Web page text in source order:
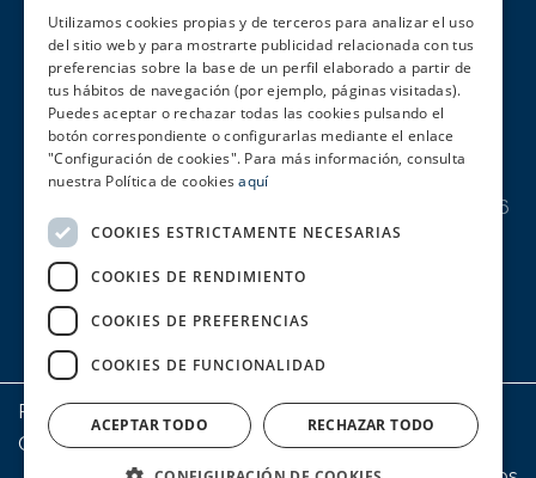
36630 Cambados (Pontevedra)
Tel. +34 986 833 100
avigal@avigal.es
AVIGAL CELANOVA
Parque Empresarial de Celanova – Parcela 23-26
32800 Celanova (Ourense)
Tel. +34 988 553 251
Política de Privacidade | Aviso legal | Uso de Cookies
Canal de denuncias
ENGLISH
PORTUGUESE
Utilizamos cookies propias y de terceros para analizar el uso
del sitio web y para mostrarte publicidad relacionada con tus
preferencias sobre la base de un perfil elaborado a partir de
tus hábitos de navegación (por ejemplo, páginas visitadas).
Puedes aceptar o rechazar todas las cookies pulsando el
botón correspondiente o configurarlas mediante el enlace
"Configuración de cookies". Para más información, consulta
nuestra Política de cookies aquí
COOKIES ESTRICTAMENTE NECESARIAS
COOKIES DE RENDIMIENTO
COOKIES DE PREFERENCIAS
COOKIES DE FUNCIONALIDAD
ACEPTAR TODO RECHAZAR TODO